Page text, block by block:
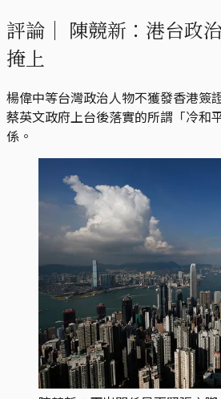
評論｜ 陳競新：港台政
掩上
楊偉中等台灣政治人物不獲發香港簽
蔡英文政府上台後落實的所謂「冷和
係。